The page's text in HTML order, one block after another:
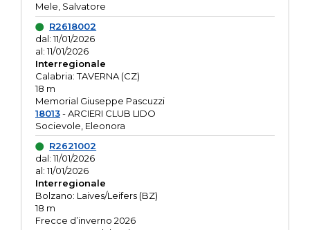
Mele, Salvatore
R2618002
dal: 11/01/2026
al: 11/01/2026
Interregionale
Calabria: TAVERNA (CZ)
18 m
Memorial Giuseppe Pascuzzi
18013- ARCIERI CLUB LIDO
Socievole, Eleonora
R2621002
dal: 11/01/2026
al: 11/01/2026
Interregionale
Bolzano: Laives/Leifers (BZ)
18 m
Frecce d’inverno 2026